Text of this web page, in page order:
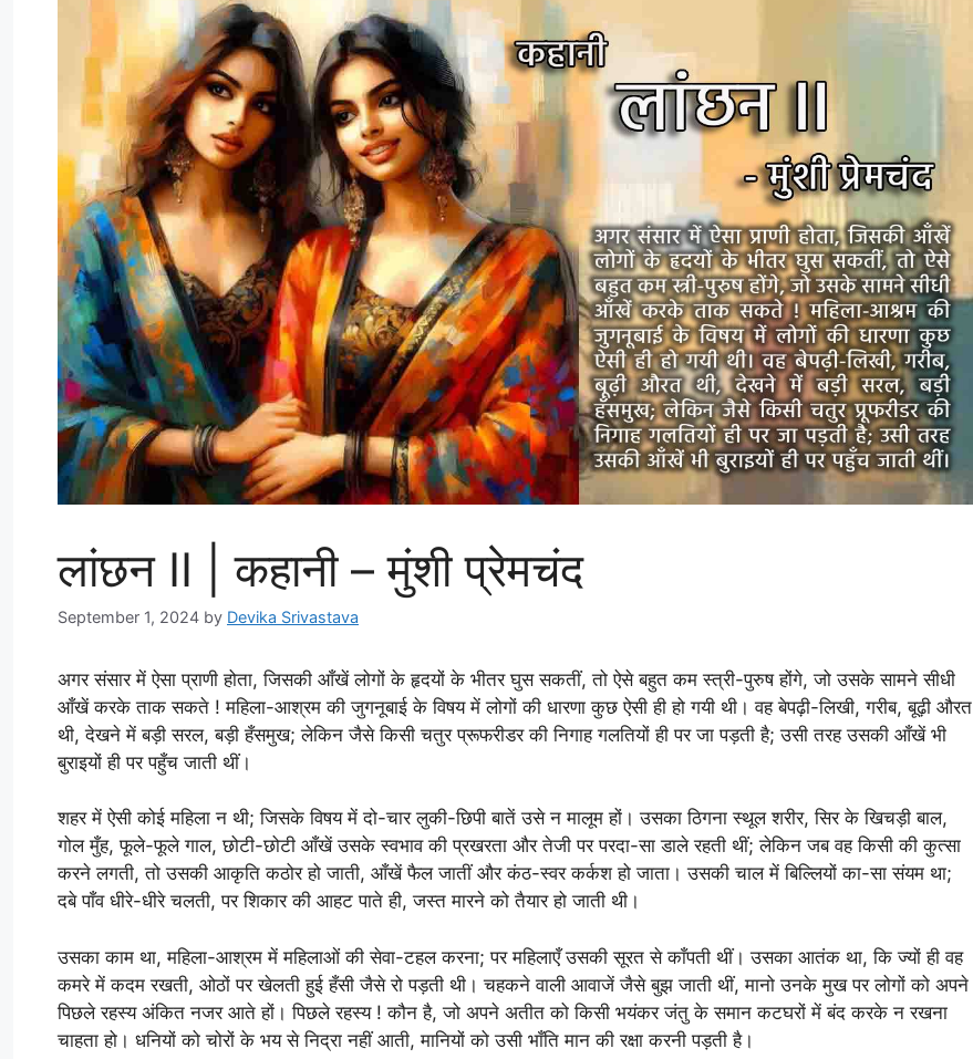
लांछन II | कहानी – मुंशी प्रेमचंद
September 1, 2024 by Devika Srivastava
अगर संसार में ऐसा प्राणी होता, जिसकी आँखें लोगों के हृदयों के भीतर घुस सकतीं, तो ऐसे बहुत कम स्त्री-पुरुष होंगे, जो उसके सामने सीधी
आँखें करके ताक सकते ! महिला-आश्रम की जुगनूबाई के विषय में लोगों की धारणा कुछ ऐसी ही हो गयी थी। वह बेपढ़ी-लिखी, गरीब, बूढ़ी औरत
थी, देखने में बड़ी सरल, बड़ी हँसमुख; लेकिन जैसे किसी चतुर प्रूफरीडर की निगाह गलतियों ही पर जा पड़ती है; उसी तरह उसकी आँखें भी
बुराइयों ही पर पहुँच जाती थीं।
शहर में ऐसी कोई महिला न थी; जिसके विषय में दो-चार लुकी-छिपी बातें उसे न मालूम हों। उसका ठिगना स्थूल शरीर, सिर के खिचड़ी बाल,
गोल मुँह, फूले-फूले गाल, छोटी-छोटी आँखें उसके स्वभाव की प्रखरता और तेजी पर परदा-सा डाले रहती थीं; लेकिन जब वह किसी की कुत्सा
करने लगती, तो उसकी आकृति कठोर हो जाती, आँखें फैल जातीं और कंठ-स्वर कर्कश हो जाता। उसकी चाल में बिल्लियों का-सा संयम था;
दबे पाँव धीरे-धीरे चलती, पर शिकार की आहट पाते ही, जस्त मारने को तैयार हो जाती थी।
उसका काम था, महिला-आश्रम में महिलाओं की सेवा-टहल करना; पर महिलाएँ उसकी सूरत से काँपती थीं। उसका आतंक था, कि ज्यों ही वह
कमरे में कदम रखती, ओठों पर खेलती हुई हँसी जैसे रो पड़ती थी। चहकने वाली आवाजें जैसे बुझ जाती थीं, मानो उनके मुख पर लोगों को अपने
पिछले रहस्य अंकित नजर आते हों। पिछले रहस्य ! कौन है, जो अपने अतीत को किसी भयंकर जंतु के समान कटघरों में बंद करके न रखना
चाहता हो। धनियों को चोरों के भय से निद्रा नहीं आती, मानियों को उसी भाँति मान की रक्षा करनी पड़ती है।